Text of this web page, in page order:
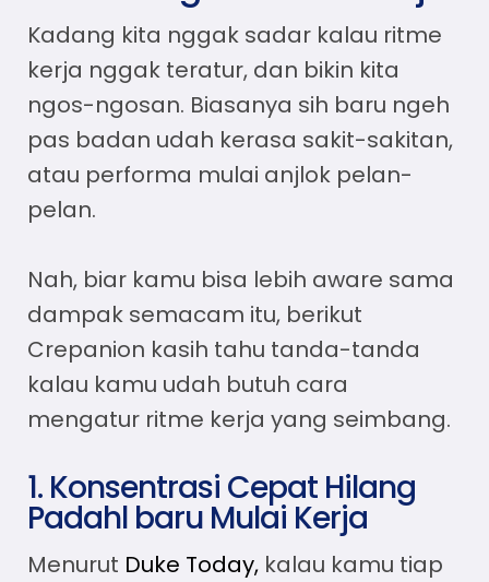
Kadang kita nggak sadar kalau ritme
kerja nggak teratur, dan bikin kita
ngos-ngosan. Biasanya sih baru ngeh
pas badan udah kerasa sakit-sakitan,
atau performa mulai anjlok pelan-
pelan.
Nah, biar kamu bisa lebih aware sama
dampak semacam itu, berikut
Crepanion kasih tahu tanda-tanda
kalau kamu udah butuh cara
mengatur ritme kerja yang seimbang.
1. Konsentrasi Cepat Hilang
Padahl baru Mulai Kerja
Menurut Duke Today, kalau kamu tiap